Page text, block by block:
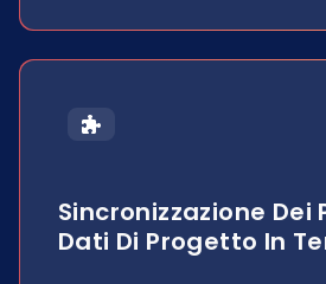
Sincronizzazione Dei
Dati Di Progetto In